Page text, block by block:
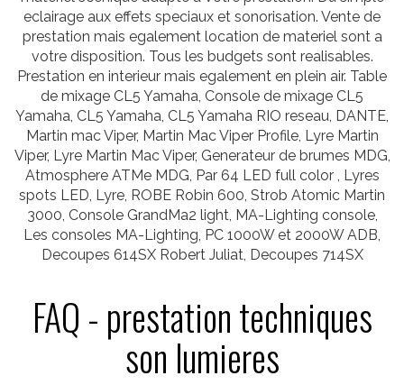
eclairage aux effets speciaux et sonorisation. Vente de
prestation mais egalement location de materiel sont a
votre disposition. Tous les budgets sont realisables.
Prestation en interieur mais egalement en plein air. Table
de mixage CL5 Yamaha, Console de mixage CL5
Yamaha, CL5 Yamaha, CL5 Yamaha RIO reseau, DANTE,
Martin mac Viper, Martin Mac Viper Profile, Lyre Martin
Viper, Lyre Martin Mac Viper, Generateur de brumes MDG,
Atmosphere ATMe MDG, Par 64 LED full color , Lyres
spots LED, Lyre, ROBE Robin 600, Strob Atomic Martin
3000, Console GrandMa2 light, MA-Lighting console,
Les consoles MA-Lighting, PC 1000W et 2000W ADB,
Decoupes 614SX Robert Juliat, Decoupes 714SX
FAQ - prestation techniques
son lumieres